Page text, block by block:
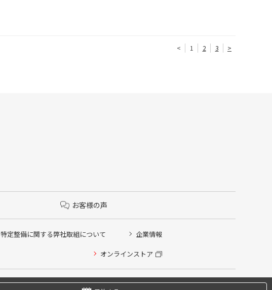
< 1 2 3 >
お客様の声
特定整備に関する弊社取組について 企業情報
オンラインストア